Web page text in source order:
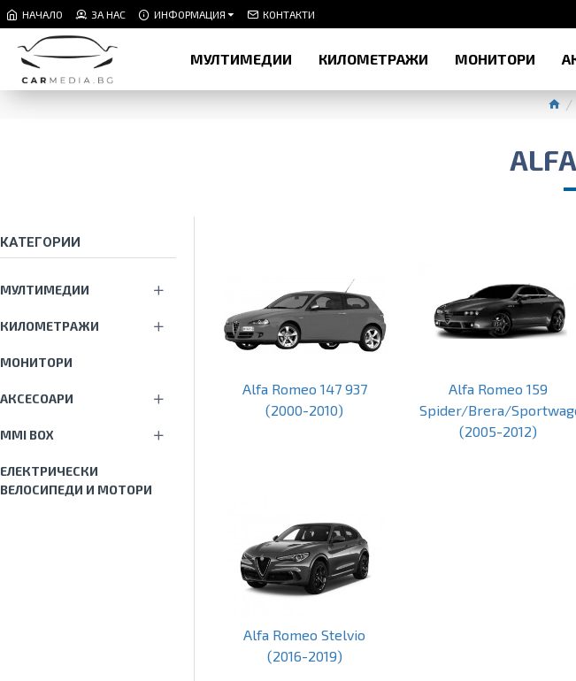
НАЧАЛО ЗА НАС ИНФОРМАЦИЯ КОНТАКТИ
МУЛТИМЕДИИ КИЛОМЕТРАЖИ МОНИТОРИ
КАТЕГОРИИ
МУЛТИМЕДИИ
КИЛОМЕТРАЖИ
МОНИТОРИ
АКСЕСОАРИ
MMI BOX
ЕЛЕКТРИЧЕСКИ
ВЕЛОСИПЕДИ И МОТОРИ
Alfa Romeo 147 937
(2000-2010)
Alfa Romeo 159
Spider/Brera/
(2005-2012)
Alfa Romeo Stelvio
(2016-2019)